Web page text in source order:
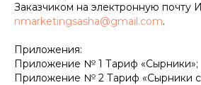
Заказчиком на электронную почту
nmarketingsasha@gmail.com.
Приложения:
Приложение № 1 Тариф «Сырники»;
Приложение № 2 Тариф «Сырники